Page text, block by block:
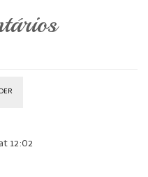
12:02